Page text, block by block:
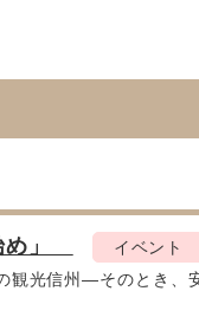
め」 イベント
光信州―そのとき、